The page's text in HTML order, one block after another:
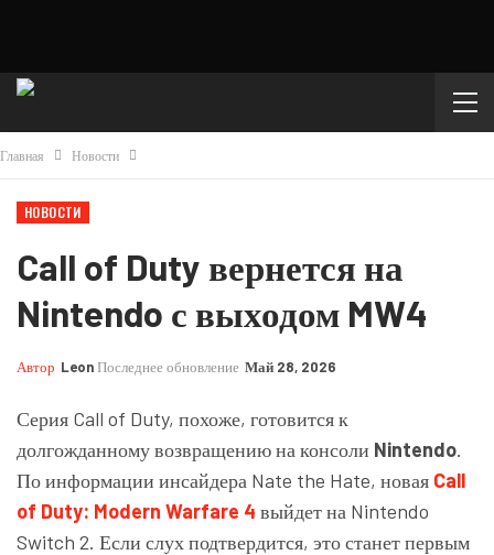
Главная Новости
НОВОСТИ
Call of Duty вернется на
Nintendo с выходом MW4
Автор LeonПоследнее обновление Май 28, 2026
Серия Call of Duty, похоже, готовится к
долгожданному возвращению на консоли Nintendo.
По информации инсайдера Nate the Hate, новая Call
of Duty: Modern Warfare 4 выйдет на Nintendo
Switch 2. Если слух подтвердится, это станет первым